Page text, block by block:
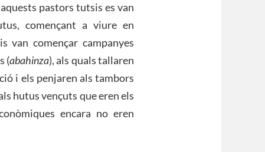
pastors tutsis es van
començant a viure en
començar campanyes
(abahinza), als quals tallaren
i els penjaren als tambors
hutus vençuts que eren els
encara no eren